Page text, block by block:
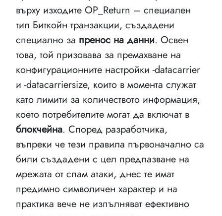
върху изходите OP_Return – специален
тип Биткойн транзакции, създадени
специално за пренос на данни. Освен
това, той призовава за премахване на
конфигурационните настройки -datacarrier
и -datacarriersize, които в момента служат
като лимити за количеството информация,
което потребителите могат да включат в
блокчейна. Според разработчика,
въпреки че тези правила първоначално са
били създадени с цел предпазване на
мрежата от спам атаки, днес те имат
предимно символичен характер и на
практика вече не изпълняват ефективно